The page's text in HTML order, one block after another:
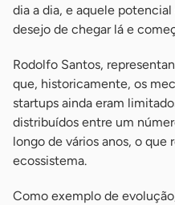
dia a dia, e aquele
desejo de chegar lá e
Rodolfo Santos,
que, historicamente, os
startups ainda eram
distribuídos entre um
longo de vários anos, o que
ecossistema.
Como exemplo de